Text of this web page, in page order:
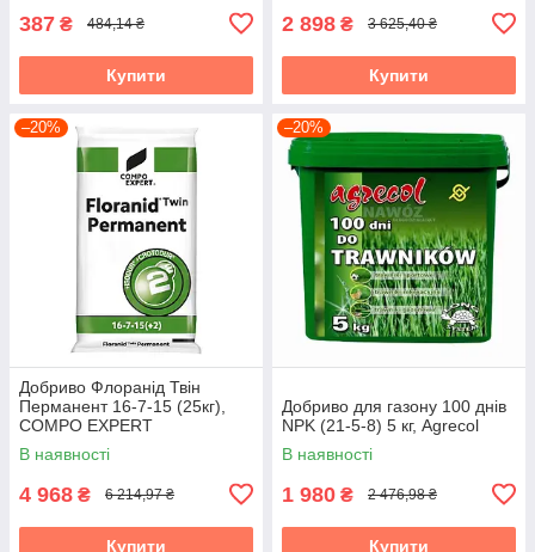
387 ₴ 484,14 ₴
Купити
2 898 ₴ 3 625,40 ₴
Купити
–20%
Добриво Флоранід Твін
Перманент 16-7-15 (25кг),
COMPO EXPERT
В наявності
4 968 ₴ 6 214,97 ₴
Купити
–20%
Добриво для газону 100 днів
NPK (21-5-8) 5 кг, Agrecol
В наявності
1 980 ₴ 2 476,98 ₴
Купити